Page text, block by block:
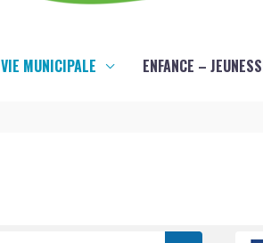
VIE MUNICIPALE ENFANCE –